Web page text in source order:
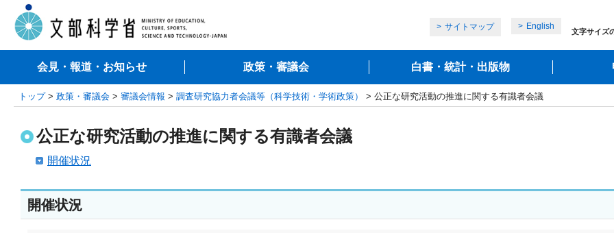
サイトマップ English
文字サイズ
会見・報道・お知らせ 政策・審議会 白書・統計・出版物
トップ> 政策・審議会 > 審議会情報 > 調査研究協力者会議等（科学技術・学術政策） > 公正な研究活動の推進に関する有識者会議
公正な研究活動の推進に関する有識者会議
開催状況
開催状況